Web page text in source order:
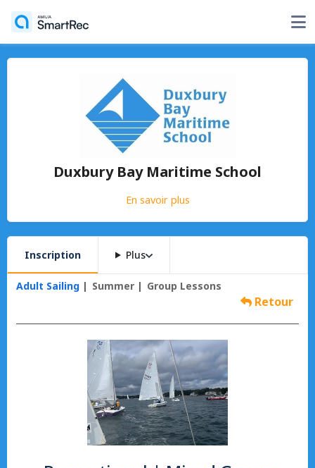
Duxbury Bay Maritime School
En savoir plus
Inscription Plus
Adult Sailing Summer Group Lessons
Retour